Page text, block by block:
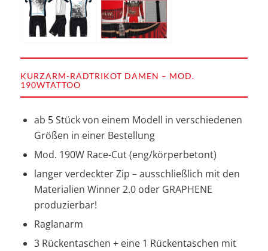
KURZARM-RADTRIKOT DAMEN – MOD.
190WTATTOO
ab 5 Stück von einem Modell in verschiedenen
Größen in einer Bestellung
Mod. 190W Race-Cut (eng/körperbetont)
langer verdeckter Zip – ausschließlich mit den
Materialien Winner 2.0 oder GRAPHENE
produzierbar!
Raglanarm
3 Rückentaschen + eine 1 Rückentaschen mit